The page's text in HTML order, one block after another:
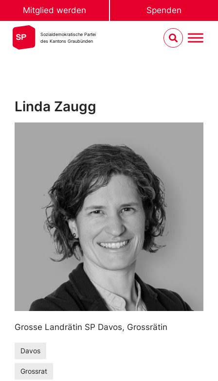
Mitglied werden Spenden
Sozialdemokratische Partei
des Kantons Graubünden
Linda Zaugg
Grosse Landrätin SP Davos, Grossrätin
Davos
Grossrat